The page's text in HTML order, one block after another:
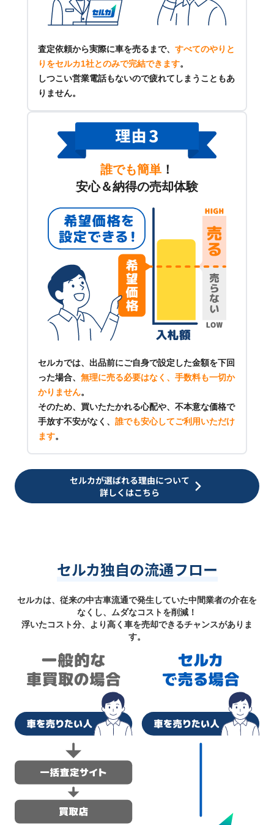
査定依頼から実際に車を売るまで、 すべてのやりと
りをセルカ1社とのみで完結できます。
しつこい営業電話もないので疲れてしまうこともあ
りません。
誰でも簡単 ！
安心＆納得の売却体験
セルカでは、出品前にご自身で設定した金額を下回
った場合、 無理に売る必要はなく、手数料も一切か
かりません。
そのため、買いたたかれる心配や、不本意な価格で
手放す不安がなく、 誰でも安心してご利用いただけ
ます。
セルカが選ばれる理由について
詳しくはこちら
セルカ独自の流通フロー
セルカは、従来の中古車流通で発生していた中間業者の介在を
なくし、ムダなコストを削減！
浮いたコスト分、より高く車を売却できるチャンスがありま
す。